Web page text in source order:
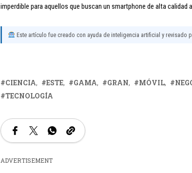
imperdible para aquellos que buscan un smartphone de alta calidad
Este artículo fue creado con ayuda de inteligencia artificial y revisado
CIENCIA ESTE GAMA GRAN MÓVIL
TECNOLOGÍA
ADVERTISEMENT